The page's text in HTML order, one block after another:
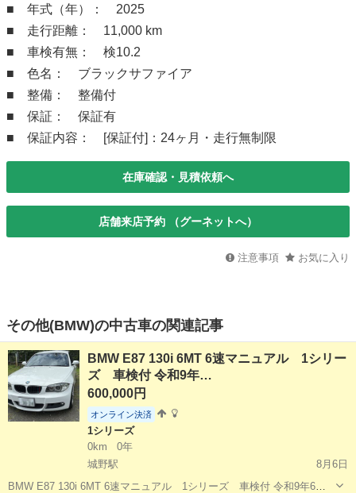
■ 年式（年）： 2025
■ 走行距離： 11,000 km
■ 車検有無： 検10.2
■ 色名： ブラックサファイア
■ 整備： 整備付
■ 保証： 保証有
■ 保証内容： [保証付]：24ヶ月・走行無制限
在庫確認・見積依頼へ
店舗来店予約 （グーネットへ）
注意事項 お気に入り
その他(BMW)の中古車の関連記事
BMW E87 130i 6MT 6速マニュアル 1シリー
ズ 車検付 令和9年…
600,000円
オンライン決済
1シリーズ
0km
0年
城野駅
8月6日
BMW E87 130i 6MT 6速マニュアル 1シリーズ 車検付 令和9年6月